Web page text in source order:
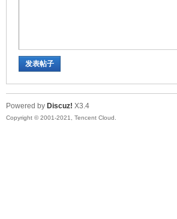
发表帖子
Powered by Discuz! X3.4
Copyright © 2001-2021, Tencent Cloud.